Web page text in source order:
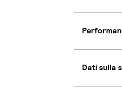
Dati sulla